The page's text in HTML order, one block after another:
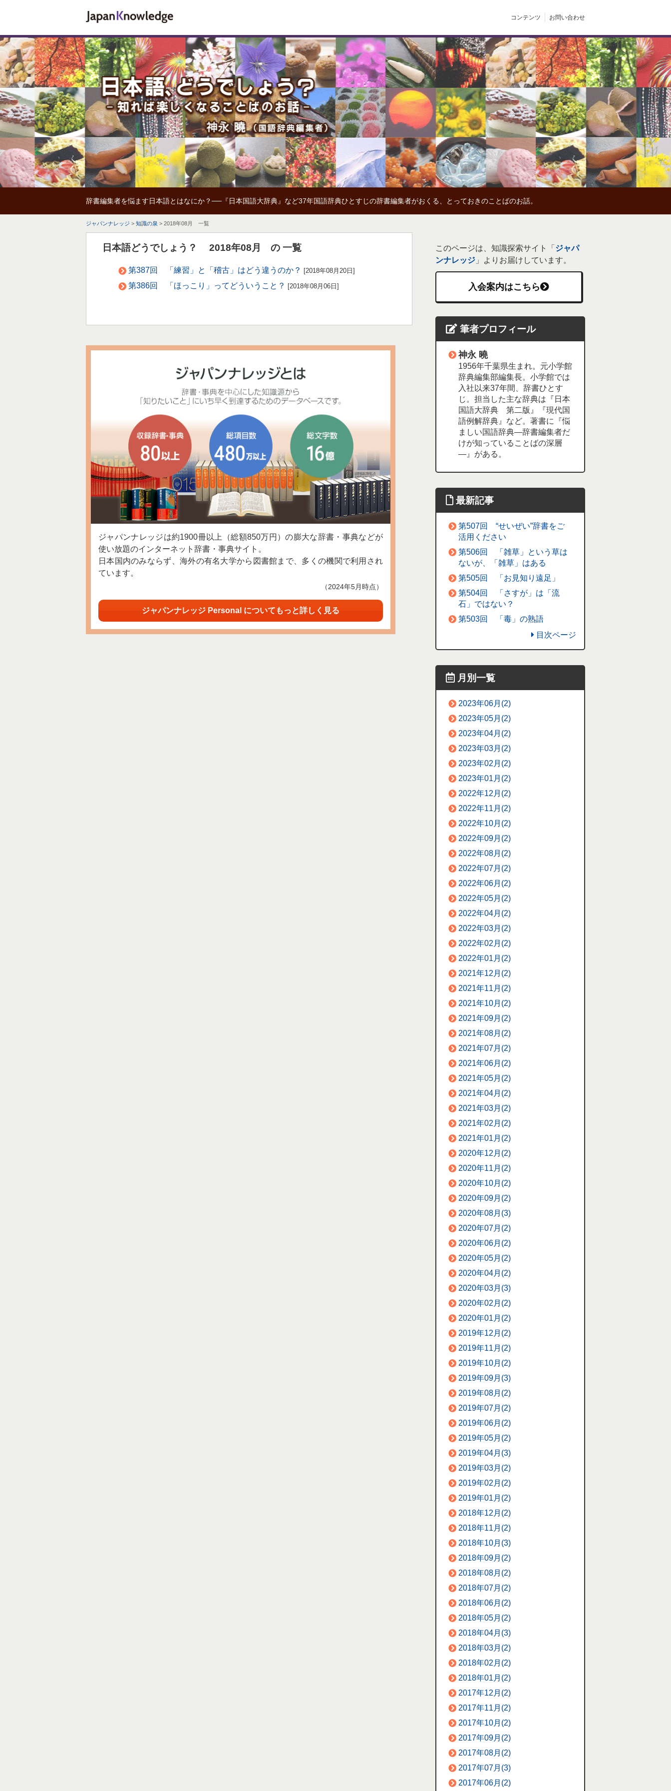
コンテンツ お問い合わせ
辞書編集者を悩ます日本語とはなにか？──『日本国語大辞典』など37年国語辞典ひとすじの辞書編集者がおくる、とっておきのことばのお話。
ジャパンナレッジ > 知識の泉 > 2018年08月 一覧
日本語どうでしょう？ 2018年08月 の 一覧
第387回 「練習」と「稽古」はどう違うのか？ [2018年08月20日]
第386回 「ほっこり」ってどういうこと？ [2018年08月06日]
ジャパンナレッジは約1900冊以上（総額850万円）の膨大な辞書・事典などが
使い放題のインターネット辞書・事典サイト。
日本国内のみならず、海外の有名大学から図書館まで、多くの機関で利用され
ています。
（2024年5月時点）
ジャパンナレッジ Personal についてもっと詳しく見る
このページは、知識探索サイト「 ジャパ
ンナレッジ 」よりお届けしています。
入会案内はこちら
筆者プロフィール
神永 曉
1956年千葉県生まれ。元小学館
辞典編集部編集長。小学館では
入社以来37年間、辞書ひとす
じ。担当した主な辞典は『日本
国語大辞典 第二版』『現代国
語例解辞典』など。著書に『悩
ましい国語辞典―辞書編集者だ
けが知っていることばの深層
―』がある。
最新記事
第507回 “せいぜい”辞書をご
活用ください
第506回 「雑草」という草は
ないが、「雑草」はある
第505回 「お見知り遠足」
第504回 「さすが」は「流
石」ではない？
第503回 「毒」の熟語
目次ページ
月別一覧
2023年06月(2)
2023年05月(2)
2023年04月(2)
2023年03月(2)
2023年02月(2)
2023年01月(2)
2022年12月(2)
2022年11月(2)
2022年10月(2)
2022年09月(2)
2022年08月(2)
2022年07月(2)
2022年06月(2)
2022年05月(2)
2022年04月(2)
2022年03月(2)
2022年02月(2)
2022年01月(2)
2021年12月(2)
2021年11月(2)
2021年10月(2)
2021年09月(2)
2021年08月(2)
2021年07月(2)
2021年06月(2)
2021年05月(2)
2021年04月(2)
2021年03月(2)
2021年02月(2)
2021年01月(2)
2020年12月(2)
2020年11月(2)
2020年10月(2)
2020年09月(2)
2020年08月(3)
2020年07月(2)
2020年06月(2)
2020年05月(2)
2020年04月(2)
2020年03月(3)
2020年02月(2)
2020年01月(2)
2019年12月(2)
2019年11月(2)
2019年10月(2)
2019年09月(3)
2019年08月(2)
2019年07月(2)
2019年06月(2)
2019年05月(2)
2019年04月(3)
2019年03月(2)
2019年02月(2)
2019年01月(2)
2018年12月(2)
2018年11月(2)
2018年10月(3)
2018年09月(2)
2018年08月(2)
2018年07月(2)
2018年06月(2)
2018年05月(2)
2018年04月(3)
2018年03月(2)
2018年02月(2)
2018年01月(2)
2017年12月(2)
2017年11月(2)
2017年10月(2)
2017年09月(2)
2017年08月(2)
2017年07月(3)
2017年06月(2)